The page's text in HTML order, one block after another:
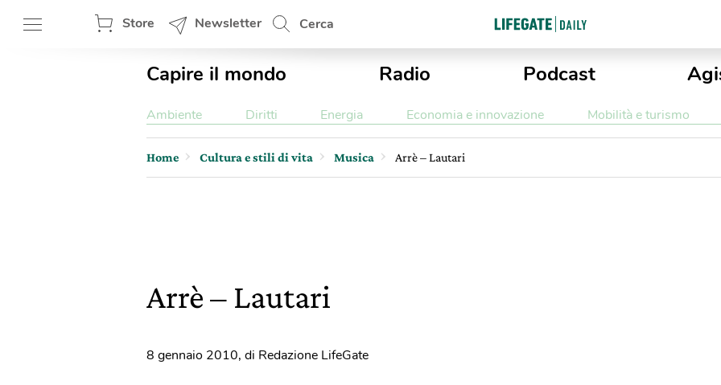
Store Newsletter Cerca
Capire il mondo Radio Podcast
Ambiente Diritti Energia Economia e innovazione Mobilità e turismo
Home Cultura e stili di vita Musica Arrè – Lautari
Arrè – Lautari
8 gennaio 2010, di Redazione LifeGate